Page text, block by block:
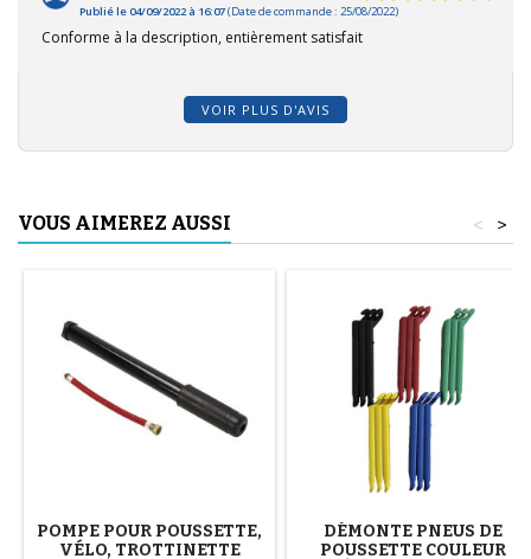
Publié le 04/09/2022 à 16:07(Date de commande : 25/08/2022)
Conforme à la description, entièrement satisfait
VOIR PLUS D'AVIS
VOUS AIMEREZ AUSSI >
<
POMPE POUR POUSSETTE,
VÉLO, TROTTINETTE
DÉMONTE PNEUS DE
POUSSETTE COULEUR